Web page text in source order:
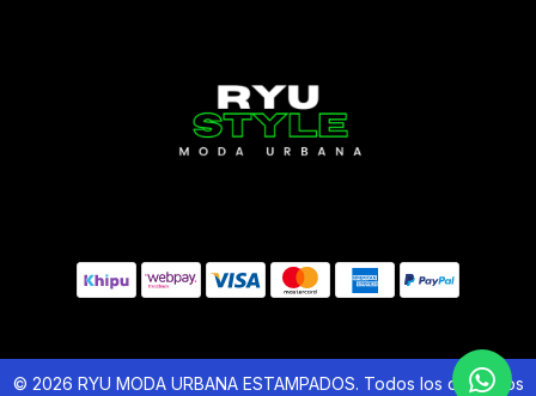
© 2026 RYU MODA URBANA ESTAMPADOS. Todos los derechos